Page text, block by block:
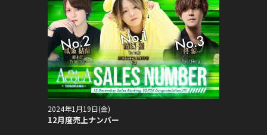
2024年1月19日(金)
12月度売上ナンバー